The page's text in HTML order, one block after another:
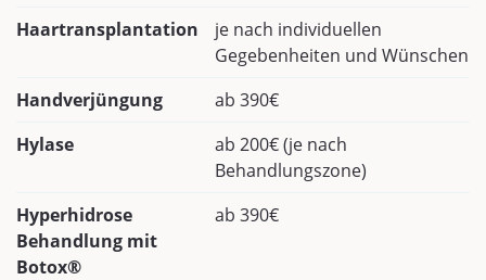
Haartransplantation
je nach individuellen
Gegebenheiten und Wünschen
Handverjüngung
ab 390€
Hylase
ab 200€ (je nach
Behandlungszone)
Hyperhidrose
Behandlung mit
Botox®
ab 390€